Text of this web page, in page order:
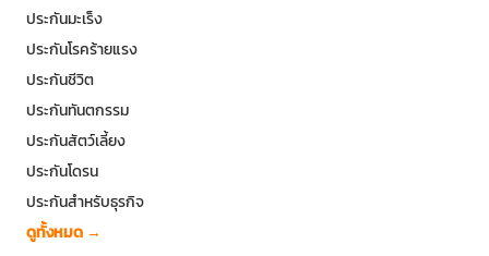
ประกันมะเร็ง
ประกันโรคร้ายแรง
ประกันชีวิต
ประกันทันตกรรม
ประกันสัตว์เลี้ยง
ประกันโดรน
ประกันสำหรับธุรกิจ
ดูทั้งหมด →